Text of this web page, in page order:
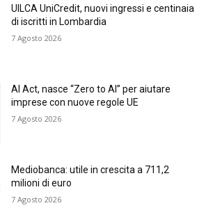
UILCA UniCredit, nuovi ingressi e centinaia
di iscritti in Lombardia
7 Agosto 2026
AI Act, nasce “Zero to AI” per aiutare
imprese con nuove regole UE
7 Agosto 2026
Mediobanca: utile in crescita a 711,2
milioni di euro
7 Agosto 2026